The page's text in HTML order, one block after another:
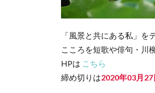
「風景と共にある私」
こころを短歌や俳句・川
HPは こちら
締め切りは2020年03月27